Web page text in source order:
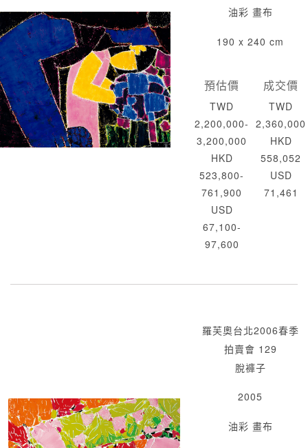
油彩 畫布
190 x 240 cm
預估價
TWD
2,200,000-
3,200,000
HKD
523,800-
761,900
USD
67,100-
97,600
成交價
TWD
2,360,000
HKD
558,052
USD
71,461
羅芙奧台北2006春季
拍賣會 129
脫褲子
2005
油彩 畫布